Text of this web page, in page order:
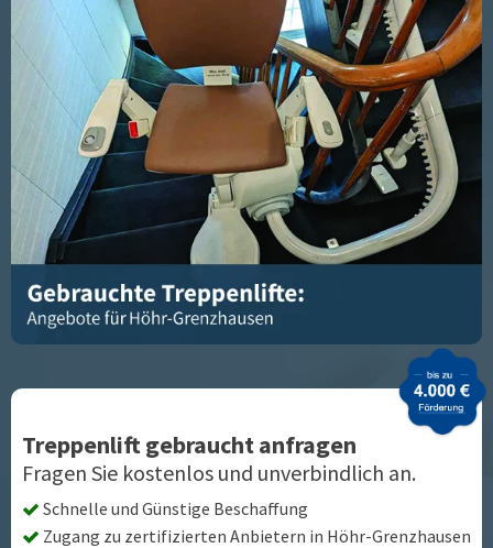
Treppenlift gebraucht anfragen
Fragen Sie kostenlos und unverbindlich an.
Schnelle und Günstige Beschaffung
Zugang zu zertifizierten Anbietern in Höhr-Grenzhausen